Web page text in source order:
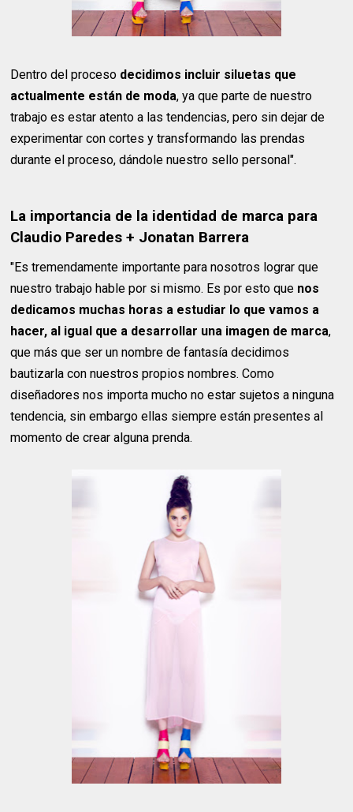
Dentro del proceso decidimos incluir siluetas que
actualmente están de moda, ya que parte de nuestro
trabajo es estar atento a las tendencias, pero sin dejar de
experimentar con cortes y transformando las prendas
durante el proceso, dándole nuestro sello personal".
La importancia de la identidad de marca para
Claudio Paredes + Jonatan Barrera
"Es tremendamente importante para nosotros lograr que
nuestro trabajo hable por si mismo. Es por esto que nos
dedicamos muchas horas a estudiar lo que vamos a
hacer, al igual que a desarrollar una imagen de marca,
que más que ser un nombre de fantasía decidimos
bautizarla con nuestros propios nombres. Como
diseñadores nos importa mucho no estar sujetos a ninguna
tendencia, sin embargo ellas siempre están presentes al
momento de crear alguna prenda.